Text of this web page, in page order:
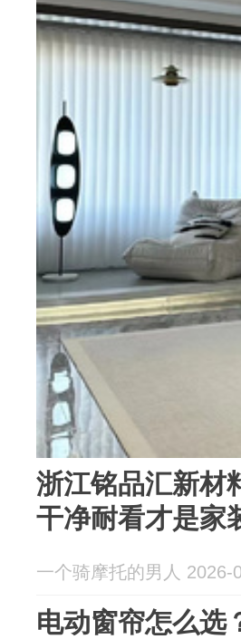
浙江铭品汇新材
干净耐看才是家
一个骑摩托的男人 2026-
电动窗帘怎么选